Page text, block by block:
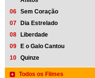
06 Sem Coração
07
Dia Estrelado
08
Liberdade
09
E o Galo Cantou
10 Quinze
Todos os Filmes